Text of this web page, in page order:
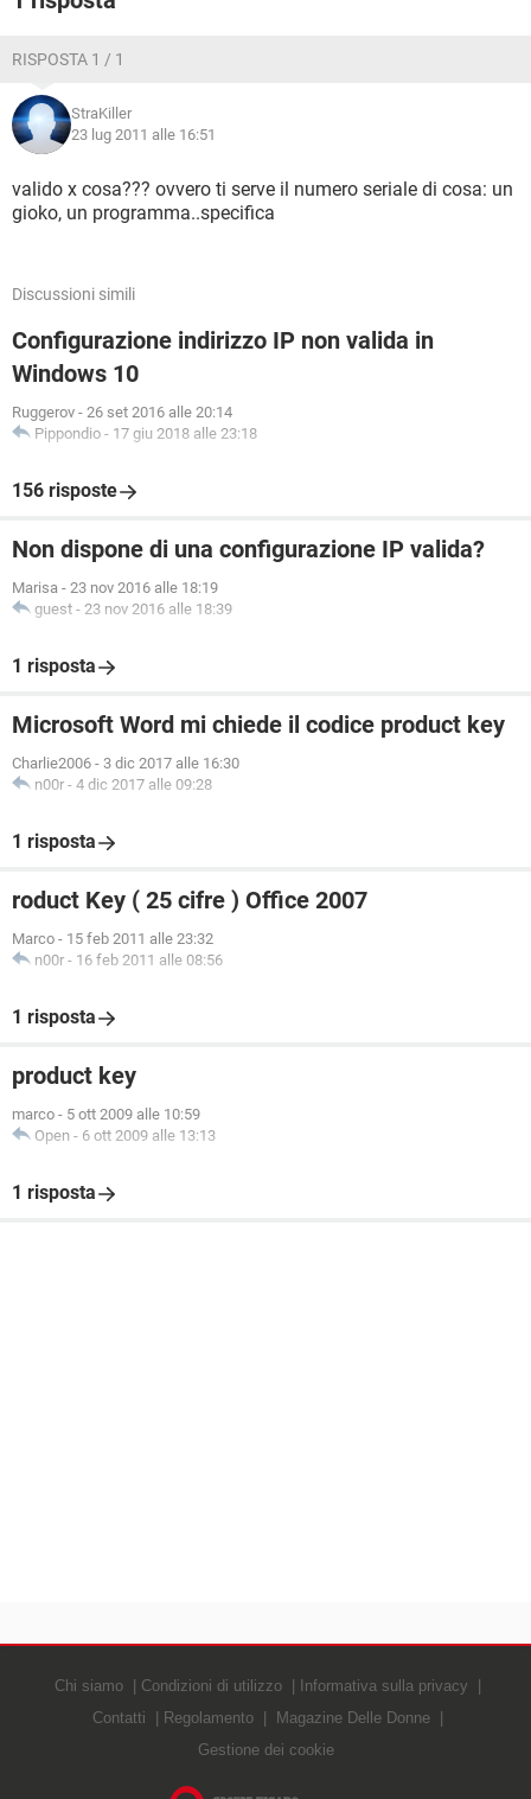
RISPOSTA 1 / 1
StraKiller
23 lug 2011 alle 16:51
valido x cosa??? ovvero ti serve il numero seriale di cosa: un
gioko, un programma..specifica
Discussioni simili
Configurazione indirizzo IP non valida in
Windows 10
Ruggerov - 26 set 2016 alle 20:14
Pippondio - 17 giu 2018 alle 23:18
156 risposte
Non dispone di una configurazione IP valida?
Marisa - 23 nov 2016 alle 18:19
guest - 23 nov 2016 alle 18:39
1 risposta
Microsoft Word mi chiede il codice product key
Charlie2006 - 3 dic 2017 alle 16:30
n00r - 4 dic 2017 alle 09:28
1 risposta
roduct Key ( 25 cifre ) Office 2007
Marco - 15 feb 2011 alle 23:32
n00r - 16 feb 2011 alle 08:56
1 risposta
product key
marco - 5 ott 2009 alle 10:59
Open - 6 ott 2009 alle 13:13
1 risposta
Chi siamo Condizioni di utilizzo
Informativa sulla privacy
Contatti
Regolamento
Magazine Delle Donne
Gestione dei cookie